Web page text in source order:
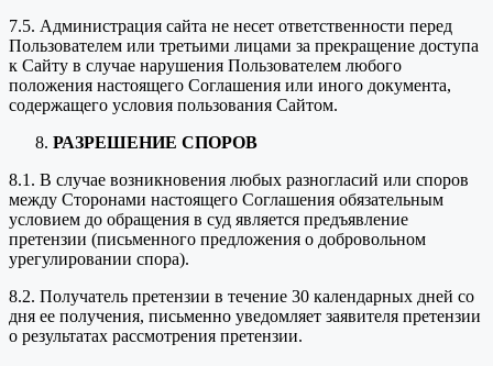
7.5. Администрация сайта не несет ответственности перед
Пользователем или третьими лицами за прекращение доступа
к Сайту в случае нарушения Пользователем любого
положения настоящего Соглашения или иного документа,
содержащего условия пользования Сайтом.
РАЗРЕШЕНИЕ СПОРОВ
8.1. В случае возникновения любых разногласий или споров
между Сторонами настоящего Соглашения обязательным
условием до обращения в суд является предъявление
претензии (письменного предложения о добровольном
урегулировании спора).
8.2. Получатель претензии в течение 30 календарных дней со
дня ее получения, письменно уведомляет заявителя претензии
о результатах рассмотрения претензии.